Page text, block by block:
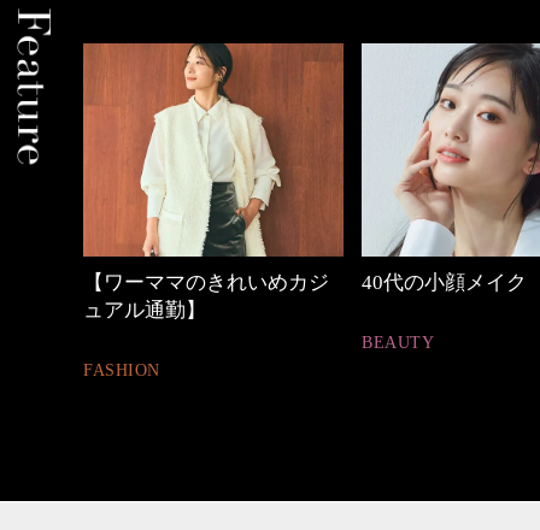
40代の小顔メイク
心地よくいられる